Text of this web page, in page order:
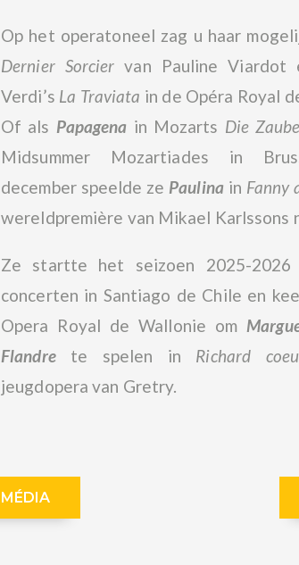
Op het operatoneel zag u haar
Dernier Sorcier van Pauline
Verdi’s La Traviata in de Opéra Royal
Of als Papagena in Mozarts Die
Midsummer Mozartiades in
december speelde ze Paulina in Fanny
wereldpremière van Mikael Karlssons
Ze startte het seizoen 2025-
concerten in Santiago de Chile en
Opera Royal de Wallonie om
Flandrete spelen in Richard
jeugdopera van Gretry.
MÉDIA